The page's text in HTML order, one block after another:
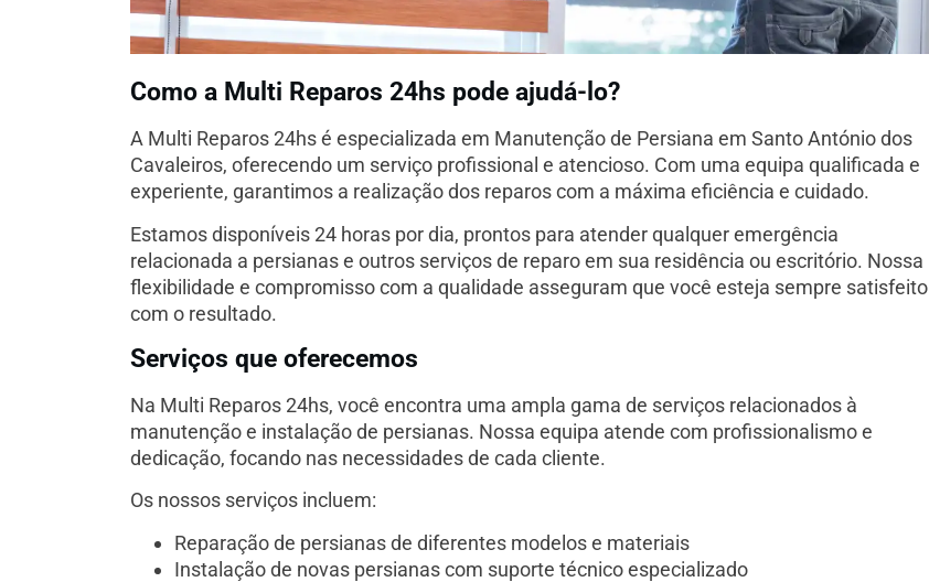
Como a Multi Reparos 24hs pode ajudá-lo?
A Multi Reparos 24hs é especializada em Manutenção de Persiana em Santo António dos
Cavaleiros, oferecendo um serviço profissional e atencioso. Com uma equipa qualificada e
experiente, garantimos a realização dos reparos com a máxima eficiência e cuidado.
Estamos disponíveis 24 horas por dia, prontos para atender qualquer emergência
relacionada a persianas e outros serviços de reparo em sua residência ou escritório. Nossa
flexibilidade e compromisso com a qualidade asseguram que você esteja sempre satisfeito
com o resultado.
Serviços que oferecemos
Na Multi Reparos 24hs, você encontra uma ampla gama de serviços relacionados à
manutenção e instalação de persianas. Nossa equipa atende com profissionalismo e
dedicação, focando nas necessidades de cada cliente.
Os nossos serviços incluem:
Reparação de persianas de diferentes modelos e materiais
Instalação de novas persianas com suporte técnico especializado